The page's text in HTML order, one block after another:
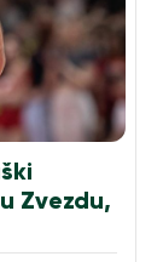
Zvezdu,